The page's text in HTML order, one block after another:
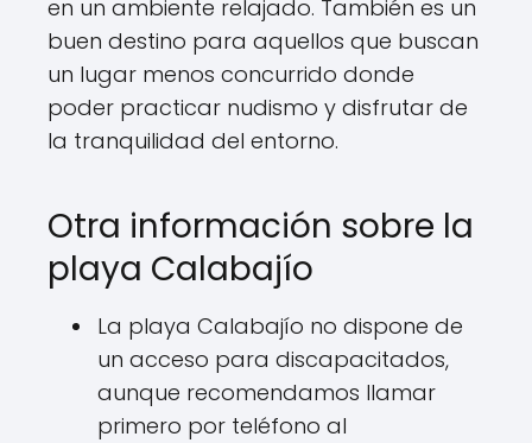
en un ambiente relajado. También es un
buen destino para aquellos que buscan
un lugar menos concurrido donde
poder practicar nudismo y disfrutar de
la tranquilidad del entorno.
Otra información sobre la
playa Calabajío
La playa Calabajío no dispone de
un acceso para discapacitados,
aunque recomendamos llamar
primero por teléfono al